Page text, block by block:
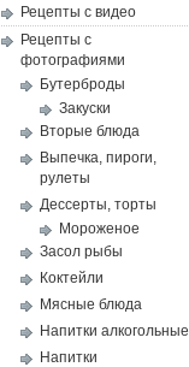
Рецепты с видео
Рецепты с
фотографиями
Бутерброды
Закуски
Вторые блюда
Выпечка, пироги,
рулеты
Дессерты, торты
Мороженое
Засол рыбы
Коктейли
Мясные блюда
Напитки алкогольные
Напитки